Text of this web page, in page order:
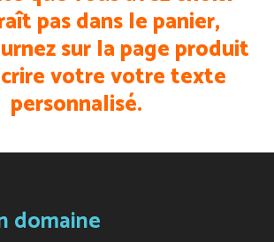
pas dans le panier,
sur la page produit
votre votre texte
personnalisé.
domaine